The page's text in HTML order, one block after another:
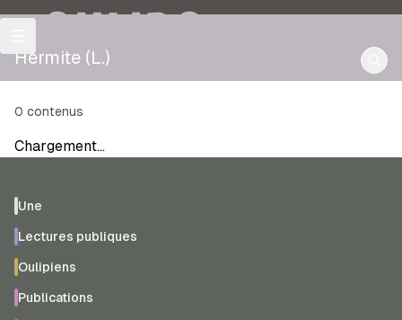
OULIPO
Hermite (L.)
0 contenus
Chargement…
Une
Lectures publiques
Oulipiens
Publications